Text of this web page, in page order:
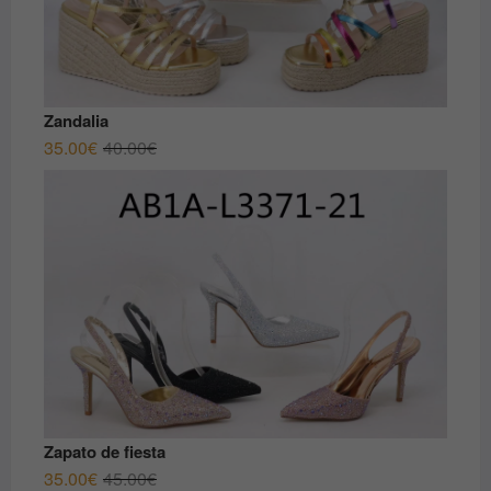
Zandalia
40.00€El
original
era:
35.00€
El
actual
es:
Zapato de fiesta
45.00€El
35.00€
El